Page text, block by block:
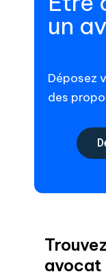
un
Déposez
des
avocat